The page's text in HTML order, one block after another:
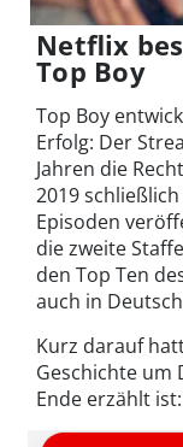
Netflix
Top Boy
Top Boy
Erfolg: Der
Jahren die
2019
Episoden
die zweite
den Top Ten
auch in
Kurz darauf
Geschichte um
Ende erzählt ist: